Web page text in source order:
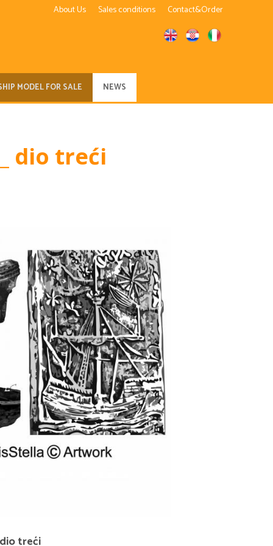
About Us Sales conditions Contact&Order
MODEL FOR SALE NEWS
dio treći
treći